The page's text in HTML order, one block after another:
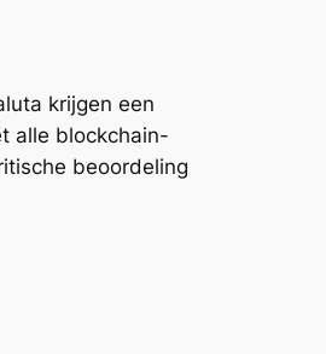
krijgen een
alle blockchain-
beoordeling